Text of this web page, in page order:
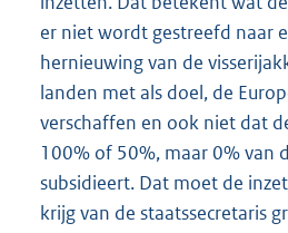
er niet wordt gestreefd naar
hernieuwing van de
landen met als doel, de
verschaffen en ook niet dat
100% of 50%, maar 0% van
subsidieert. Dat moet de
krijg van de staatssecretaris